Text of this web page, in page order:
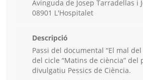
Avinguda de Josep Tarradellas i
08901 L'Hospitalet
Descripció
Passi del documental “El mal
del cicle “Matins de ciència” del
divulgatiu Pessics de Ciència.